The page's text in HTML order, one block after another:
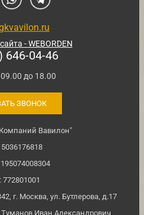
- WEBORDEN
646-04-46
до 18.00
ЗВОНОК
Вавилон"
г. Москва, ул. Бутлерова, д.17
Иван Александрович